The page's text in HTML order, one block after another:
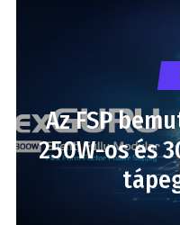
Az FSP
250W-os és